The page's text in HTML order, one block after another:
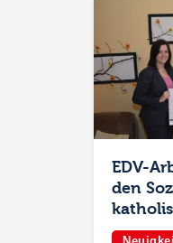
Spenden
EDV-
den